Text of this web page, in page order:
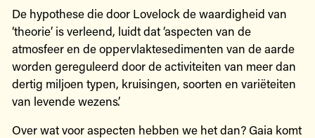
De hypothese die door Lovelock de waardigheid van
‘theorie’ is verleend, luidt dat ‘aspecten van de
atmosfeer en de oppervlaktesedimenten van de aarde
worden gereguleerd door de activiteiten van meer dan
dertig miljoen typen, kruisingen, soorten en variëteiten
van levende wezens’.
Over wat voor aspecten hebben we het dan? Gaia komt